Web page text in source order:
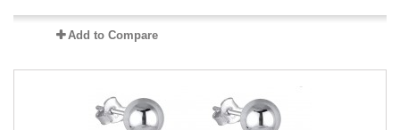
Add to Compare